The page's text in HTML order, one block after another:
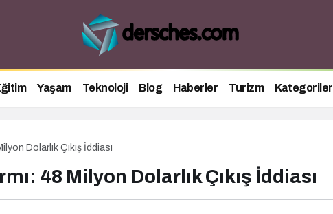
Yaşam Teknoloji Blog Haberler Turizm Kategoriler
Dolarlık Çıkış İddiası
48 Milyon Dolarlık Çıkış İddiası